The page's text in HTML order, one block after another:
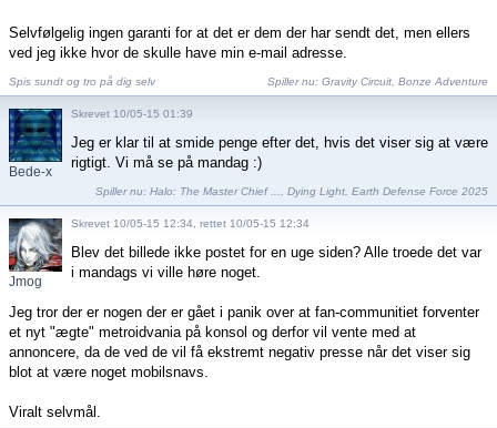
Selvfølgelig ingen garanti for at det er dem der har sendt det, men ellers
ved jeg ikke hvor de skulle have min e-mail adresse.
Spis sundt og tro på dig selv Spiller nu: Gravity Circuit Bonze Adventure
Bede-x
Skrevet 10/05-15 01:39
Jeg er klar til at smide penge efter det, hvis det viser sig at være
rigtigt. Vi må se på mandag :)
Spiller nu: Halo: The Master Chief ... Dying Light Earth Defense Force 2025
Jmog
Skrevet 10/05-15 12:34, rettet 10/05-15 12:34
Blev det billede ikke postet for en uge siden? Alle troede det var
i mandags vi ville høre noget.
Jeg tror der er nogen der er gået i panik over at fan-communitiet forventer
et nyt "ægte" metroidvania på konsol og derfor vil vente med at
annoncere, da de ved de vil få ekstremt negativ presse når det viser sig
blot at være noget mobilsnavs.
Viralt selvmål.